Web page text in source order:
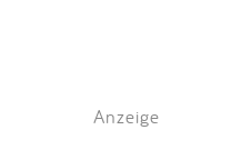
Anzeige